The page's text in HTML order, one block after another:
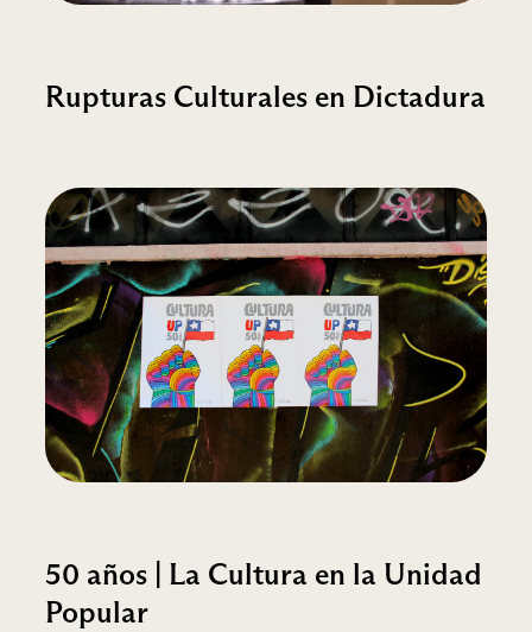
Rupturas Culturales en Dictadura
50 años | La Cultura en la Unidad
Popular